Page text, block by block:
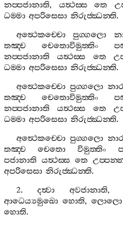
නප‍්පජානාති, යත්‍ථස‍්ස තෙ
ධම‍්මා අපරිසෙසා නිරුජ‍්ඣන‍්ති.
අත්‍ථෙකච‍්චො
පුග‍්ගලො
තඤ‍්ච
චෙතොවිමුත‍්තිං
නප‍්පජානාති
යත්‍ථස‍්ස තෙ
ධම‍්මා අපරිසෙසා නිරුජ‍්ඣන‍්ති.
අත්‍ථෙකච‍්චො පුග‍්ගලො
තඤ‍්ච
චෙතොවිමුත‍්තිං
නප‍්පජානාති
යත්‍ථස‍්ස තෙ
ධම‍්මා අපරිසෙසා නිරුජ‍්ඣන‍්ති.
අත්‍ථෙකච‍්චො පුග‍්ගලො
තඤ‍්ච
චෙතො විමුත‍්තිං
පජානාති යත්‍ථස‍්ස තෙ
අපරිසෙසා නිරුජ‍්ඣන‍්ති.
2.දත්‍වා අවජානාති
ආධෙය්‍යමුඛො හොති, ලොලො
හොති.